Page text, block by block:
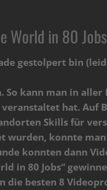
World in 80
gestolpert bin
So kann man in aller
hat. Auf
Skills für
wurden, konnte
konnten dann
in 80 Jobs“
die besten 8